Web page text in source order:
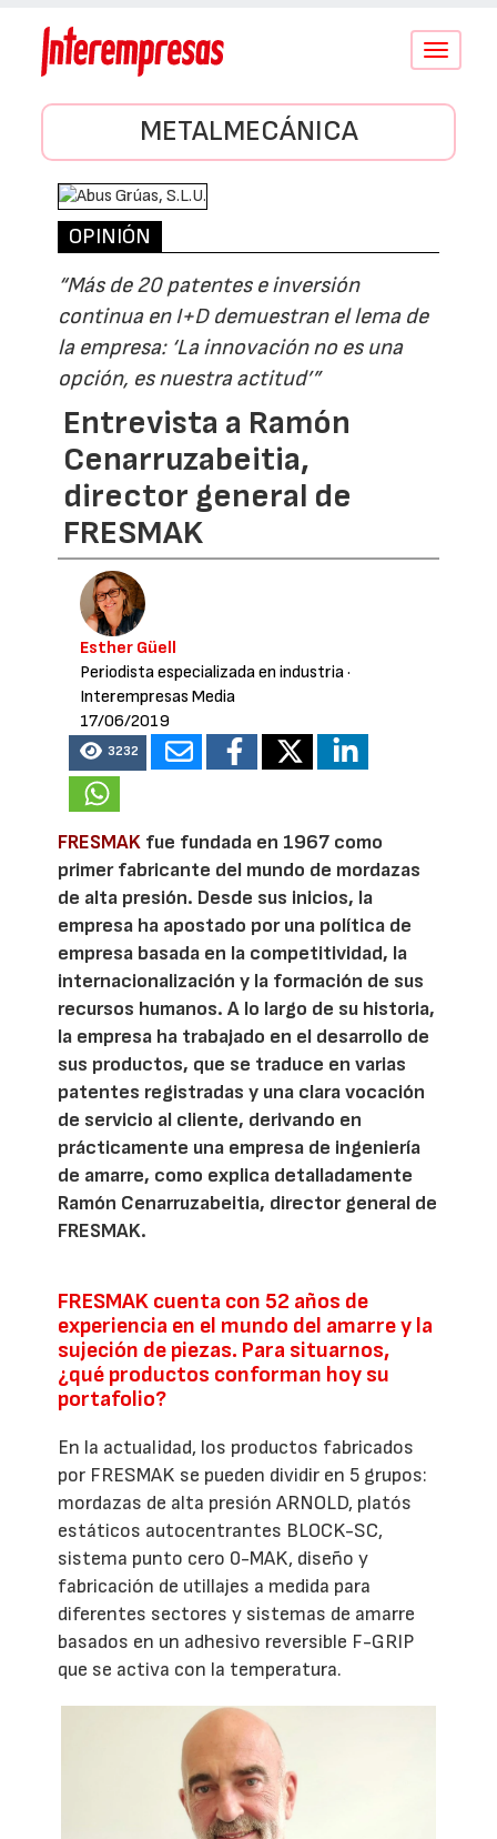
Conmutar
METALMECÁNICA
OPINIÓN
“Más de 20 patentes e inversión
continua en I+D demuestran el lema de
la empresa: ‘La innovación no es una
opción, es nuestra actitud’”
Entrevista a Ramón
Cenarruzabeitia,
director general de
FRESMAK
Esther Güell
Periodista especializada en industria·
Interempresas Media
17/06/2019
3232
FRESMAK fue fundada en 1967 como
primer fabricante del mundo de mordazas
de alta presión. Desde sus inicios, la
empresa ha apostado por una política de
empresa basada en la competitividad, la
internacionalización y la formación de sus
recursos humanos. A lo largo de su historia,
la empresa ha trabajado en el desarrollo de
sus productos, que se traduce en varias
patentes registradas y una clara vocación
de servicio al cliente, derivando en
prácticamente una empresa de ingeniería
de amarre, como explica detalladamente
Ramón Cenarruzabeitia, director general de
FRESMAK.
FRESMAK cuenta con 52 años de
experiencia en el mundo del amarre y la
sujeción de piezas. Para situarnos,
¿qué productos conforman hoy su
portafolio?
En la actualidad, los productos fabricados
por FRESMAK se pueden dividir en 5 grupos:
mordazas de alta presión ARNOLD, platós
estáticos autocentrantes BLOCK-SC,
sistema punto cero 0-MAK, diseño y
fabricación de utillajes a medida para
diferentes sectores y sistemas de amarre
basados en un adhesivo reversible F-GRIP
que se activa con la temperatura.